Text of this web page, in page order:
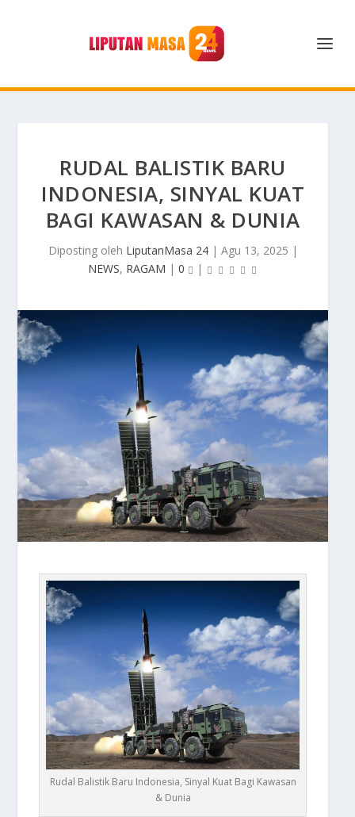
RUDAL BALISTIK BARU
INDONESIA, SINYAL KUAT
BAGI KAWASAN & DUNIA
Diposting oleh LiputanMasa 24| Agu 13, 2025 |
NEWS, RAGAM | 0 |
Rudal Balistik Baru Indonesia, Sinyal Kuat Bagi Kawasan
& Dunia